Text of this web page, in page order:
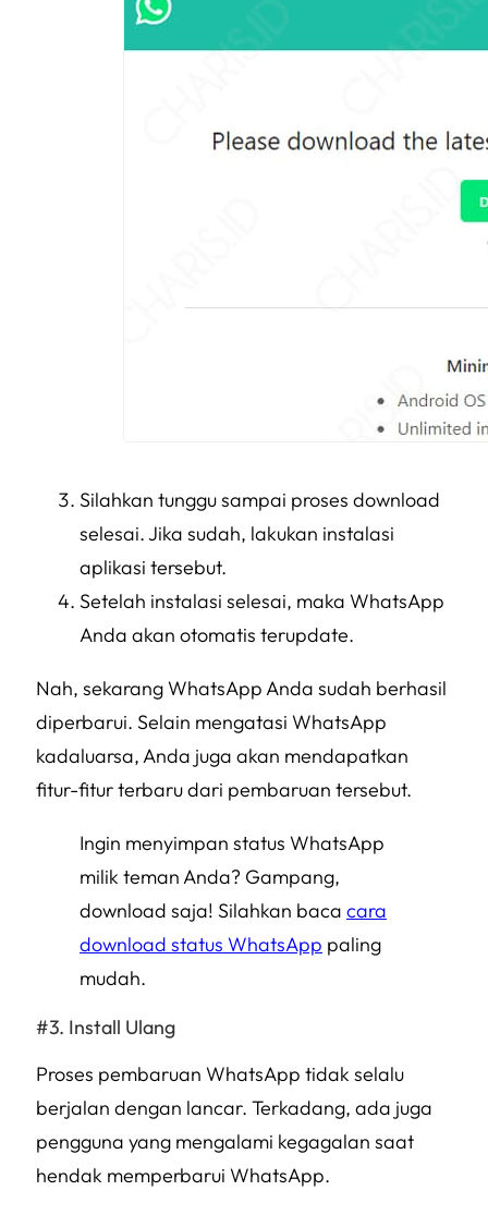
Silahkan tunggu sampai proses download
selesai. Jika sudah, lakukan instalasi
aplikasi tersebut.
Setelah instalasi selesai, maka WhatsApp
Anda akan otomatis terupdate.
Nah, sekarang WhatsApp Anda sudah berhasil
diperbarui. Selain mengatasi WhatsApp
kadaluarsa, Anda juga akan mendapatkan
fitur-fitur terbaru dari pembaruan tersebut.
Ingin menyimpan status WhatsApp
milik teman Anda? Gampang,
download saja! Silahkan baca cara
download status WhatsApp paling
mudah.
Install Ulang
Proses pembaruan WhatsApp tidak selalu
berjalan dengan lancar. Terkadang, ada juga
pengguna yang mengalami kegagalan saat
hendak memperbarui WhatsApp.